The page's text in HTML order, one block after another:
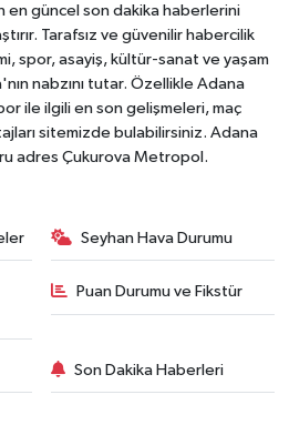
en güncel son dakika haberlerini
Tarafsız ve güvenilir habercilik
spor, asayiş, kültür-sanat ve yaşam
nabzını tutar. Özellikle Adana
ile ilgili en son gelişmeleri, maç
sitemizde bulabilirsiniz. Adana
adres Çukurova Metropol.
Seyhan Hava Durumu
Puan Durumu ve Fikstür
Son Dakika Haberleri